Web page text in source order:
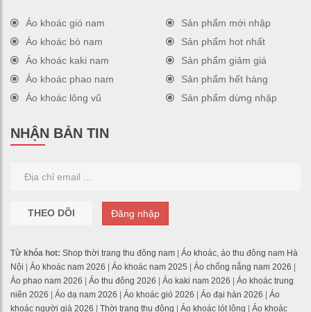
Áo khoác gió nam
Áo khoác bò nam
Áo khoác kaki nam
Áo khoác phao nam
Áo khoác lông vũ
Sản phẩm mới nhập
Sản phẩm hot nhất
Sản phẩm giảm giá
Sản phẩm hết hàng
Sản phẩm dừng nhập
NHẬN BẢN TIN
THEO DÕI Đăng nhập
Từ khóa hot: Shop thời trang thu đông nam
Áo khoác, áo thu đông nam Hà
Nội
Áo khoác nam 2026 Áo khoác nam 2025 Áo chống nắng nam 2026
Áo phao nam 2026
Áo thu đông 2026 Áo kaki nam 2026
Áo khoác trung
niên 2026
Áo dạ nam 2026 Áo khoác gió 2026 Áo đại hàn 2026
Áo
khoác người già 2026
Thời trang thu đông Áo khoác lót lông Áo khoác